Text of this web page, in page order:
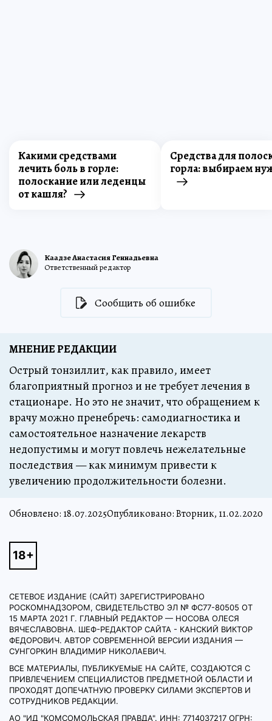
Какими средствами
лечить боль в горле:
полоскание или леденцы
от кашля?
Средства для
горла: выбираем
Каадзе Анастасия Геннадьевна
Ответственный редактор
Сообщить об ошибке
МНЕНИЕ РЕДАКЦИИ
Острый тонзиллит, как правило, имеет
благоприятный прогноз и не требует лечения в
стационаре. Но это не значит, что обращением к
врачу можно пренебречь: самодиагностика и
самостоятельное назначение лекарств
недопустимы и могут повлечь нежелательные
последствия — как минимум привести к
увеличению продолжительности болезни.
Обновлено: 18.07.2025Опубликовано: Вторник, 11.02.2020
СЕТЕВОЕ ИЗДАНИЕ (САЙТ) ЗАРЕГИСТРИРОВАНО
РОСКОМНАДЗОРОМ, СВИДЕТЕЛЬСТВО ЭЛ № ФС77-80505 ОТ
15 МАРТА 2021 Г. ГЛАВНЫЙ РЕДАКТОР — НОСОВА ОЛЕСЯ
ВЯЧЕСЛАВОВНА. ШЕФ-РЕДАКТОР САЙТА - КАНСКИЙ ВИКТОР
ФЕДОРОВИЧ. АВТОР СОВРЕМЕННОЙ ВЕРСИИ ИЗДАНИЯ —
СУНГОРКИН ВЛАДИМИР НИКОЛАЕВИЧ.
ВСЕ МАТЕРИАЛЫ, ПУБЛИКУЕМЫЕ НА САЙТЕ, СОЗДАЮТСЯ С
ПРИВЛЕЧЕНИЕМ СПЕЦИАЛИСТОВ ПРЕДМЕТНОЙ ОБЛАСТИ И
ПРОХОДЯТ ДОПЕЧАТНУЮ ПРОВЕРКУ СИЛАМИ ЭКСПЕРТОВ И
СОТРУДНИКОВ РЕДАКЦИИ.
АО "ИД "КОМСОМОЛЬСКАЯ ПРАВДА". ИНН: 7714037217 ОГРН: